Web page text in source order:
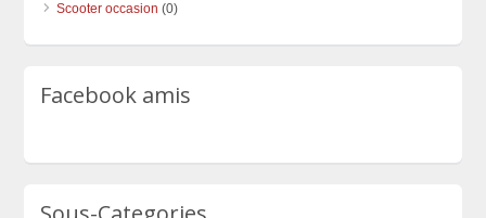
Scooter occasion (0)
Facebook amis